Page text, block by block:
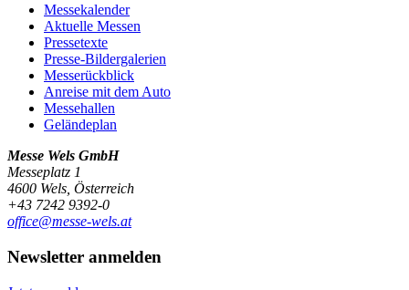
Messekalender
Aktuelle Messen
Pressetexte
Presse-Bildergalerien
Messerückblick
Anreise mit dem Auto
Messehallen
Geländeplan
Messe Wels GmbH
Messeplatz 1
4600 Wels, Österreich
+43 7242 9392-0
office@messe-wels.at
Newsletter anmelden